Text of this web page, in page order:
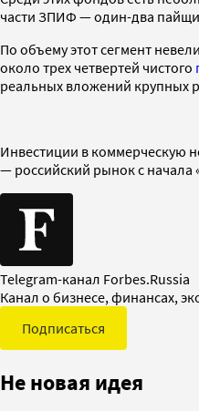
части ЗПИФ — один-два
По объему этот сегмент
около трех четвертей чистого
реальных вложений крупных
Инвестиции в коммерческую
— российский рынок с начала
Telegram-канал Forbes.Russia
Канал о бизнесе, финансах,
Подписаться
Не новая идея